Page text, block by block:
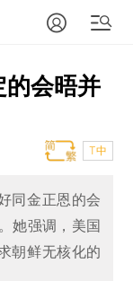
的会晤并
T中
同金正恩的会
她强调，美国
朝鲜无核化的